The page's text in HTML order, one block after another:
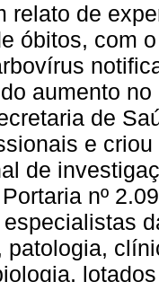
relato de
óbitos, com
aumento
de
e
de
nº
patologia,